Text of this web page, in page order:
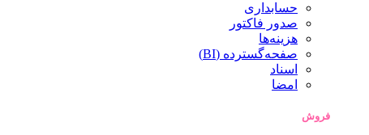
حسابداری
صدور فاکتور
هزینه‌ها
صفحه‌گسترده (BI)
اسناد
امضا
فروش